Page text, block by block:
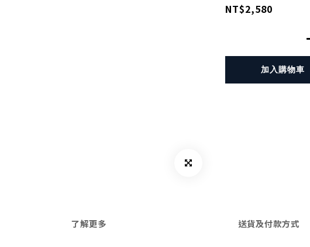
NT$2,580
加入購物車
了解更多 送貨及付款方式